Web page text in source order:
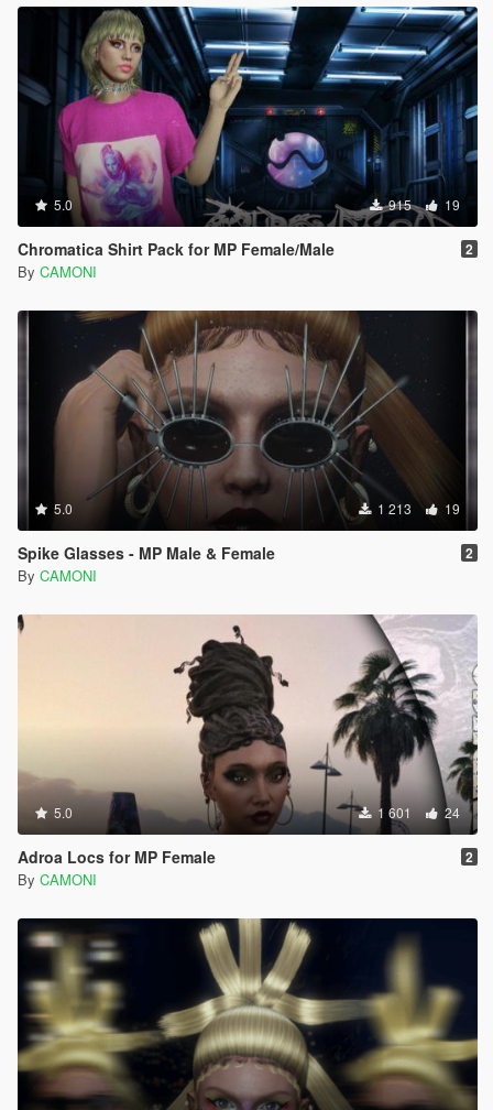
5.0 915 19
Chromatica Shirt Pack for MP Female/Male 2
By CAMONI
5.0 1 213 19
Spike Glasses - MP Male & Female 2
By CAMONI
5.0 1 601 24
Adroa Locs for MP Female 2
By CAMONI